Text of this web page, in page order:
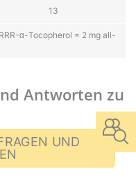
13
α-Tocopherol = 2 mg all-
Antworten zu
UND